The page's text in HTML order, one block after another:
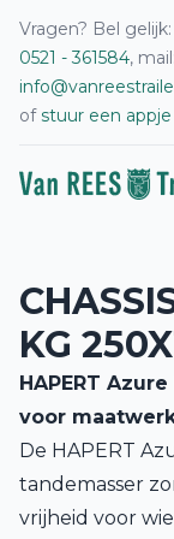
Vragen? Bel gelijk:
0521 - 361584, mail:
ofstuur een appje
KG
HAPERT
voor
De HAPERT
tandemasser
vrijheid voor